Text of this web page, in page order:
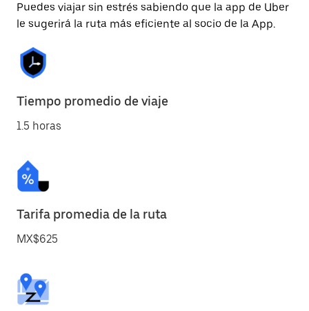
Puedes viajar sin estrés sabiendo que la app de Uber
le sugerirá la ruta más eficiente al socio de la App.
Tiempo promedio de viaje
1.5 horas
Tarifa promedia de la ruta
MX$625